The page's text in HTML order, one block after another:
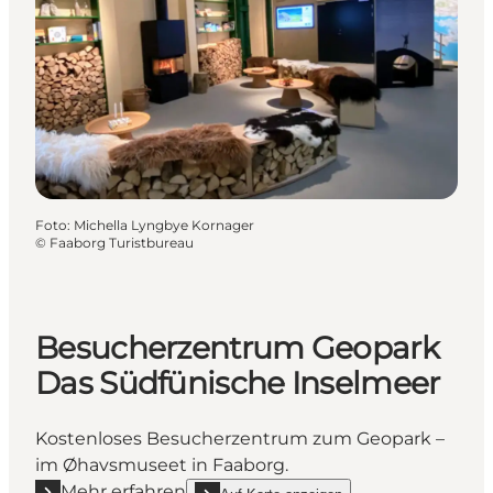
Foto: Michella Lyngbye Kornager
© Faaborg Turistbureau
Besucherzentrum Geopark
Das Südfünische Inselmeer
Kostenloses Besucherzentrum zum Geopark –
im Øhavsmuseet in Faaborg.